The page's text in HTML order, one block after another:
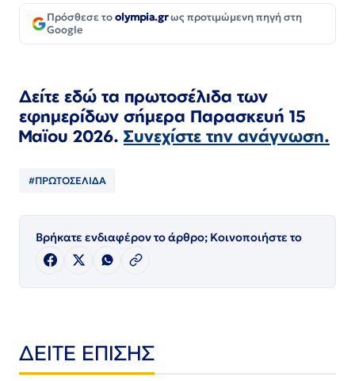
Πρόσθεσε τοolympia.grως προτιμώμενη πηγή στη
Google
Δείτε εδώ τα πρωτοσέλιδα των
εφημερίδων σήμερα Παρασκευή 15
Μαϊου 2026. Συνεχίστε την ανάγνωση.
#ΠΡΩΤΟΣΕΛΙΔΑ
Βρήκατε ενδιαφέρον το άρθρο; Κοινοποιήστε το
ΔΕΙΤΕ ΕΠΙΣΗΣ